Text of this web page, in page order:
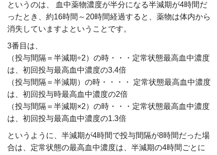
というのは、 血中薬物濃度が半分になる半減期が4時間だ
ったとき、約16時間～20時間経過すると、薬物は体内から
消失していますよということです。
3番目は、
（投与間隔＝半減期÷2）の時・・・定常状態最高血中濃度
は、初回投与最高血中濃度の3.4倍
（投与間隔＝半減期）の時・・・・ 定常状態最高血中濃度
は、初回投与時最高血中濃度の2倍
（投与間隔＝半減期×2）の時・・・定常状態最高血中濃度
は、初回投与最高血中濃度の1.3倍
というように、半減期が4時間で投与間隔が8時間だった場
合は、定常状態の最高血中濃度は、半減期の4時間ごとに